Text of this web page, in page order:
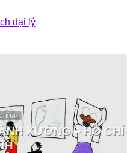
đại lý
XƯỞNG – HỒ CHÍ